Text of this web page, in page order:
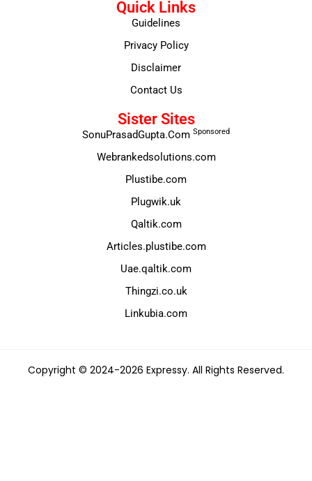
Quick Links
Guidelines
Privacy Policy
Disclaimer
Contact Us
Sister Sites
SonuPrasadGupta.Com Sponsored
Webrankedsolutions.com
Plustibe.com
Plugwik.uk
Qaltik.com
Articles.plustibe.com
Uae.qaltik.com
Thingzi.co.uk
Linkubia.com
Copyright © 2024-2026 Expressy. All Rights Reserved.